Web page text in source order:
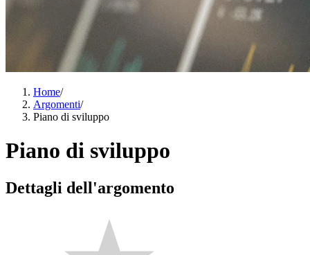
Home/
Argomenti/
Piano di sviluppo
Piano di sviluppo
Dettagli dell'argomento